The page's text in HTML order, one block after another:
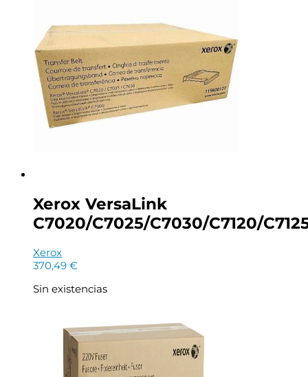
607K09009
cantidad
Xerox VersaLink
C7020/C7025/C7030/C7120/
Xerox
370,49 €
Sin existencias